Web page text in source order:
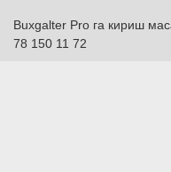
Buxgalter Pro га кириш
78 150 11 72